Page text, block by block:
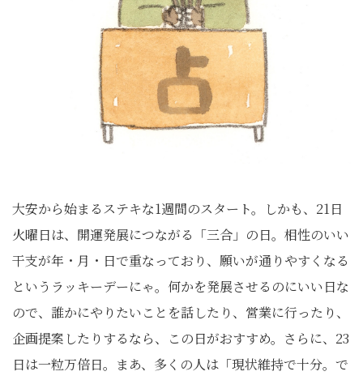
大安から始まるステキな1週間のスタート。しかも、21日
火曜日は、開運発展につながる「三合」の日。相性のいい
干支が年・月・日で重なっており、願いが通りやすくなる
というラッキーデーにゃ。何かを発展させるのにいい日な
ので、誰かにやりたいことを話したり、営業に行ったり、
企画提案したりするなら、この日がおすすめ。さらに、23
日は一粒万倍日。まあ、多くの人は「現状維持で十分。で